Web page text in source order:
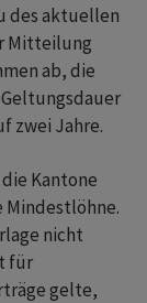
des aktuellen
Mitteilung
ab, die
zwei Jahre.
Kantone
Mindestlöhne.
nicht
für
gelte,